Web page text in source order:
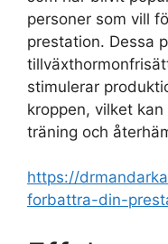
personer som vill
prestation. Dessa
stimulerar
kroppen, vilket
träning och
https://
forbattra-din-